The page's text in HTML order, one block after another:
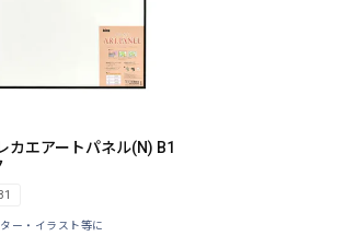
カエアートパネル(N) B1
ー・イラスト等に